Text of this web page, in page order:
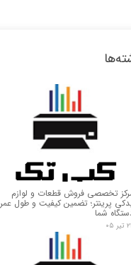
تخصصی فروش قطعات و لوازم
پرینتر؛ تضمین کیفیت و طول عمر
شما
۰۵